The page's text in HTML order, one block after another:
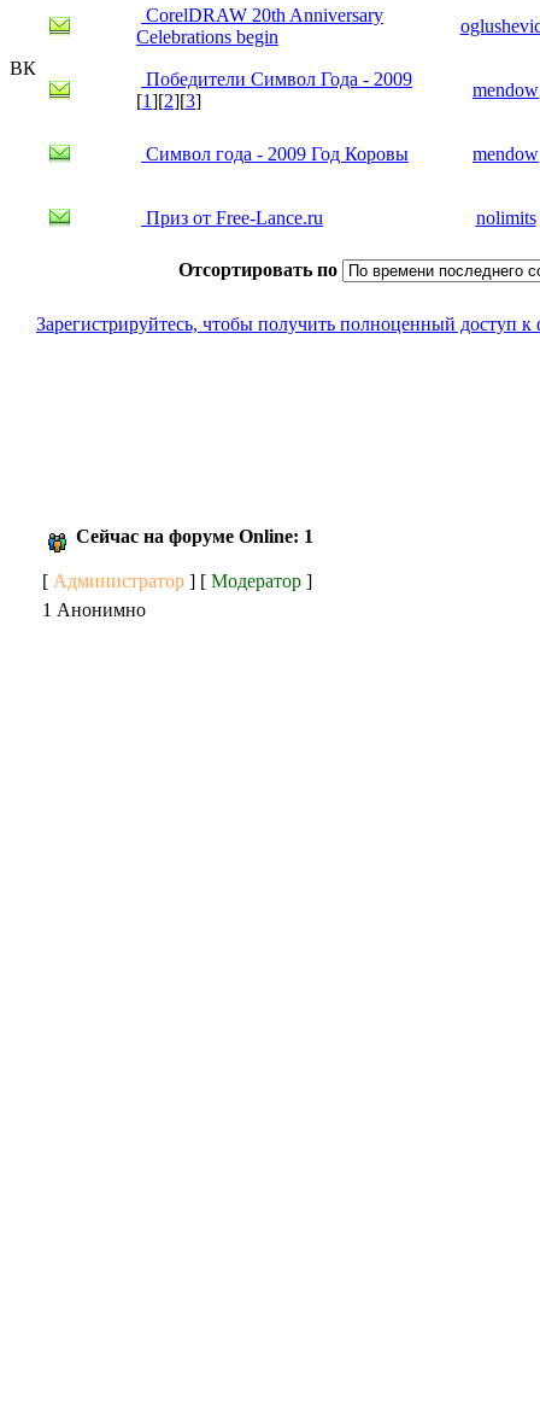
ВК
CorelDRAW 20th Anniversary
Celebrations begin
Победители Символ Года - 2009
[1][2][3]
mendow
Символ года - 2009 Год Коровы mendow
Приз от Free-Lance.ru nolimits
Отсортировать по
Зарегистрируйтесь, чтобы получить полноценный доступ
Сейчас на форуме Online: 1
[ Администратор ] [ Модератор ]
1 Анонимно